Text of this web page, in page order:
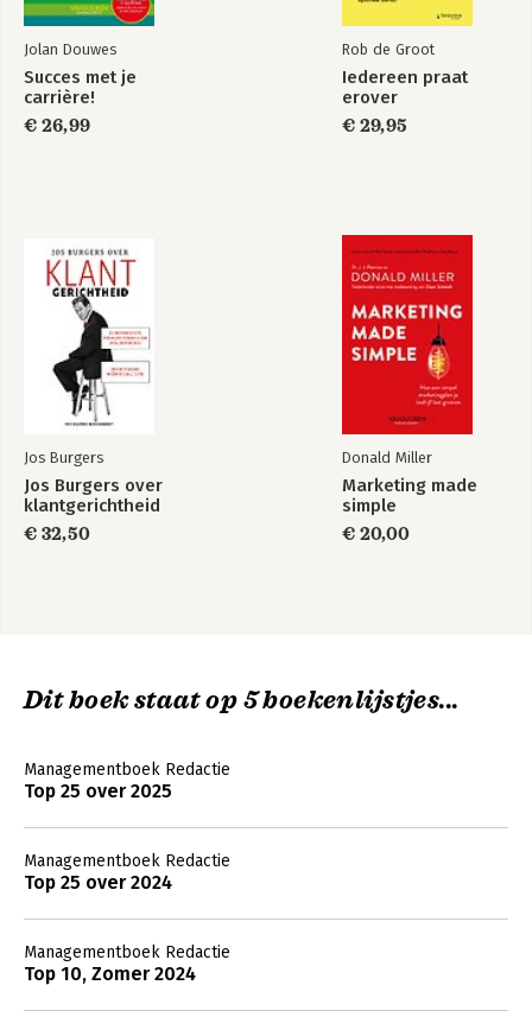
24 Vragen naar wat je liever niet hoort 114
25 Bomen kappen om de sterke te laten groeien 118
Dankwoord 122
Over de auteur 124
Jolan Douwes
Succes met je
carrière!
€ 26,99
Rob de Groot
Iedereen praat
erover
€ 29,95
Jos Burgers
Jos Burgers over
klantgerichtheid
€ 32,50
Donald Miller
Marketing made
simple
€ 20,00
Dit boek staat op 5 boekenlijstjes...
Managementboek Redactie
Top 25 over 2025
Managementboek Redactie
Top 25 over 2024
Managementboek Redactie
Top 10, Zomer 2024